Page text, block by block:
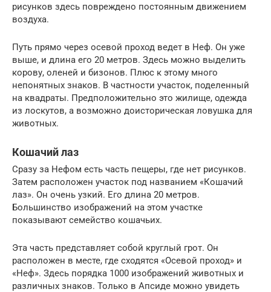
рисунков здесь повреждено постоянным движением
воздуха.
Путь прямо через осевой проход ведет в Неф. Он уже
выше, и длина его 20 метров. Здесь можно выделить
корову, оленей и бизонов. Плюс к этому много
непонятных знаков. В частности участок, поделенный
на квадраты. Предположительно это жилище, одежда
из лоскутов, а возможно доисторическая ловушка для
животных.
Кошачий лаз
Сразу за Нефом есть часть пещеры, где нет рисунков.
Затем расположен участок под названием «Кошачий
лаз». Он очень узкий. Его длина 20 метров.
Большинство изображений на этом участке
показывают семейство кошачьих.
Эта часть представляет собой круглый грот. Он
расположен в месте, где сходятся «Осевой проход» и
«Неф». Здесь порядка 1000 изображений животных и
различных знаков. Только в Апсиде можно увидеть